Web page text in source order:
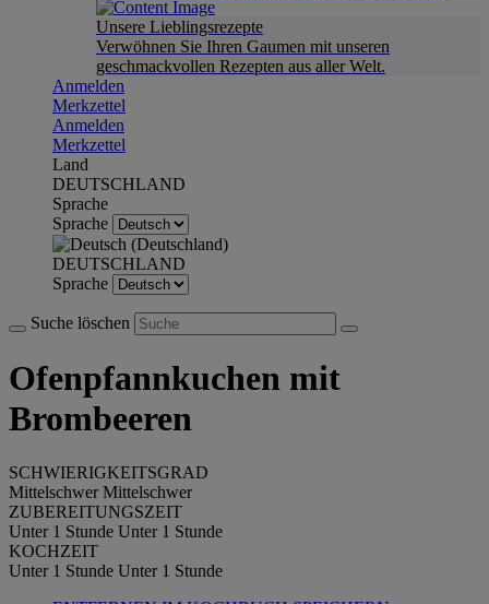
Unsere Lieblingsrezepte
Verwöhnen Sie Ihren Gaumen mit unseren
geschmackvollen Rezepten aus aller Welt.
Anmelden
Merkzettel
Anmelden
Merkzettel
Land
DEUTSCHLAND
Sprache
Sprache
DEUTSCHLAND
Sprache
Suche löschen
Ofenpfannkuchen mit
Brombeeren
SCHWIERIGKEITSGRAD
Mittelschwer Mittelschwer
ZUBEREITUNGSZEIT
Unter 1 Stunde Unter 1 Stunde
KOCHZEIT
Unter 1 Stunde Unter 1 Stunde